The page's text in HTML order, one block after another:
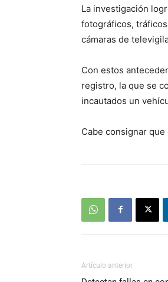
La investigación
fotográficos,
cámaras de
Con estos
registro, la que se
incautados un
Cabe consignar
Artículo anterior